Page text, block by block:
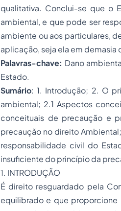
qualitativa. Conclui-se que o
ambiental, e que pode ser
ambiente ou aos particulares,
aplicação, seja ela em demasia
Palavras-chave: Dano
Estado.
Sumário: 1. Introdução; 2. O
ambiental; 2.1 Aspectos
conceituais de precaução e
precaução no direito
responsabilidade civil do
insuficiente do princípio da
1. INTRODUÇÃO
É direito resguardado pela
equilibrado e que